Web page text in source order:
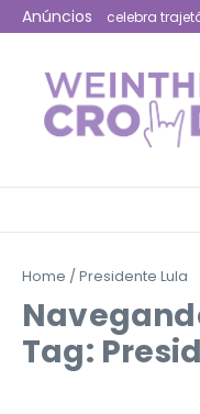
Ir para o conteúdo
Anúncios
Lagum celebra
Home /Presidente Lula
Tag: